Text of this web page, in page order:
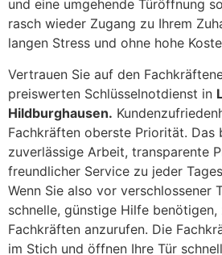
und eine umgehende Türöffnung
rasch wieder Zugang zu Ihrem
langen Stress und ohne hohe
Vertrauen Sie auf den
preiswerten Schlüsselnotdienst in
Hildburghausen.
Fachkräften oberste Priorität. Das
zuverlässige Arbeit, transparente
freundlicher Service zu jeder
Wenn Sie also vor verschlossener
schnelle, günstige Hilfe
Fachkräften anzurufen. Die
im Stich und öffnen Ihre Tür